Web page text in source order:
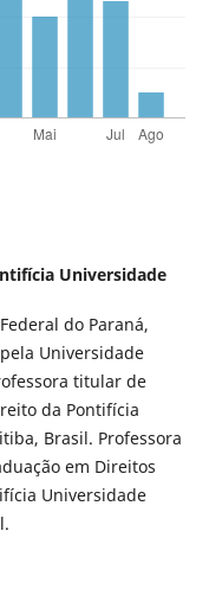
Universidade
do Paraná,
Universidade
titular de
da Pontifícia
Brasil. Professora
em Direitos
Universidade